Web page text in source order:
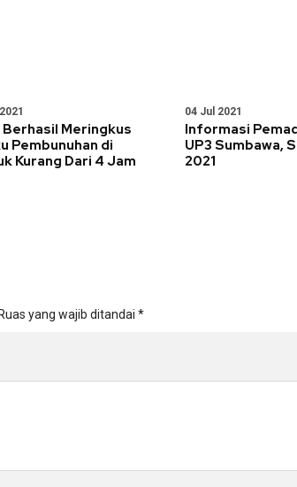
Berhasil Meringkus
Pembunuhan di
Kurang Dari 4 Jam
04 Jul 2021
Informasi
UP3 Sumbawa,
2021
Ruas yang wajib ditandai *